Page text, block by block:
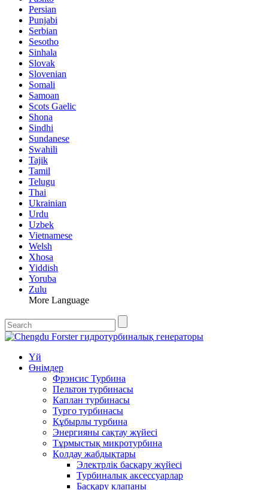
Persian
Punjabi
Serbian
Sesotho
Sinhala
Slovak
Slovenian
Somali
Samoan
Scots Gaelic
Shona
Sindhi
Sundanese
Swahili
Tajik
Tamil
Telugu
Thai
Ukrainian
Urdu
Uzbek
Vietnamese
Welsh
Xhosa
Yiddish
Yoruba
Zulu
More Language
Үй
Өнімдер
Фрэнсис Турбина
Пельтон турбинасы
Каплан турбинасы
Турго турбинасы
Құбырлы турбина
Энергияны сақтау жүйесі
Тұрмыстық микротурбина
Қолдау жабдықтары
Электрлік басқару жүйесі
Турбиналық аксессуарлар
Басқару клапаны